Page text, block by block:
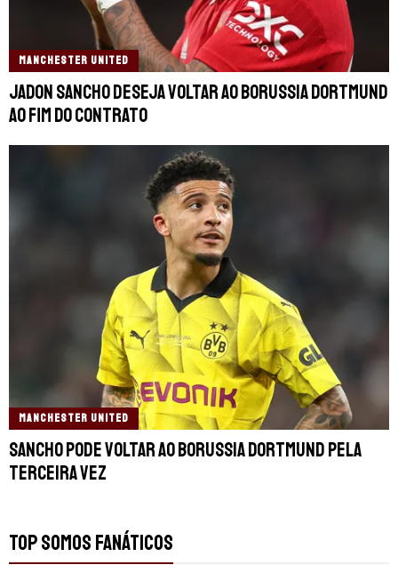
MANCHESTER UNITED
Jadon Sancho deseja voltar ao Borussia Dortmund
ao fim do contrato
MANCHESTER UNITED
Sancho pode voltar ao Borussia Dortmund pela
terceira vez
TOP SOMOS FANÁTICOS